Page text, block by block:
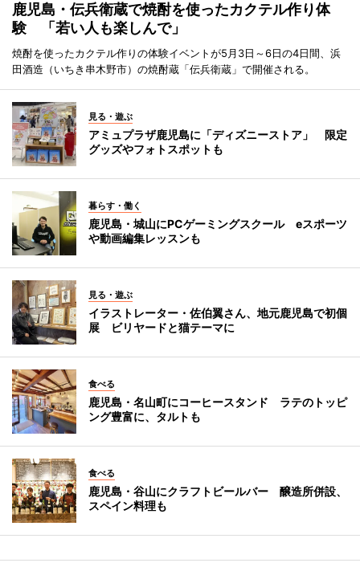
鹿児島・伝兵衛蔵で焼酎を使ったカクテル作り体
験 「若い人も楽しんで」
焼酎を使ったカクテル作りの体験イベントが5月3日～6日の4日間、浜
田酒造（いちき串木野市）の焼酎蔵「伝兵衛蔵」で開催される。
見る・遊ぶ
アミュプラザ鹿児島に「ディズニーストア」 限定
グッズやフォトスポットも
暮らす・働く
鹿児島・城山にPCゲーミングスクール eスポーツ
や動画編集レッスンも
見る・遊ぶ
イラストレーター・佐伯翼さん、地元鹿児島で初個
展 ビリヤードと猫テーマに
食べる
鹿児島・名山町にコーヒースタンド ラテのトッピ
ング豊富に、タルトも
食べる
鹿児島・谷山にクラフトビールバー 醸造所併設、
スペイン料理も